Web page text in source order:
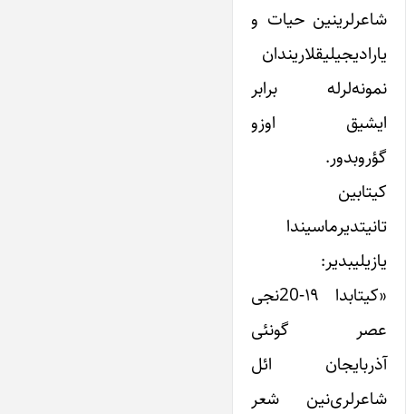
شاعرلرینین حیات و
یارادیجیلیقلاریندان
نمونه‌لرله برابر
ایشیق اوزو
گؤروبدور.
کیتابین
تانیتدیرماسیندا
یازیلیبدیر:
«کیتابدا ۱۹-20نجی
عصر گونئی
آذربایجان ائل
شاعرلری‌نین شعر